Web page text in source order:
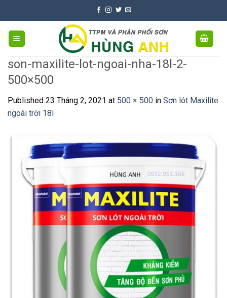
to
content
son-maxilite-lot-ngoai-nha-18l-2-
500×500
Published 23 Tháng 2, 2021 at 500 × 500 in Sơn lót Maxilite
ngoài trời 18l